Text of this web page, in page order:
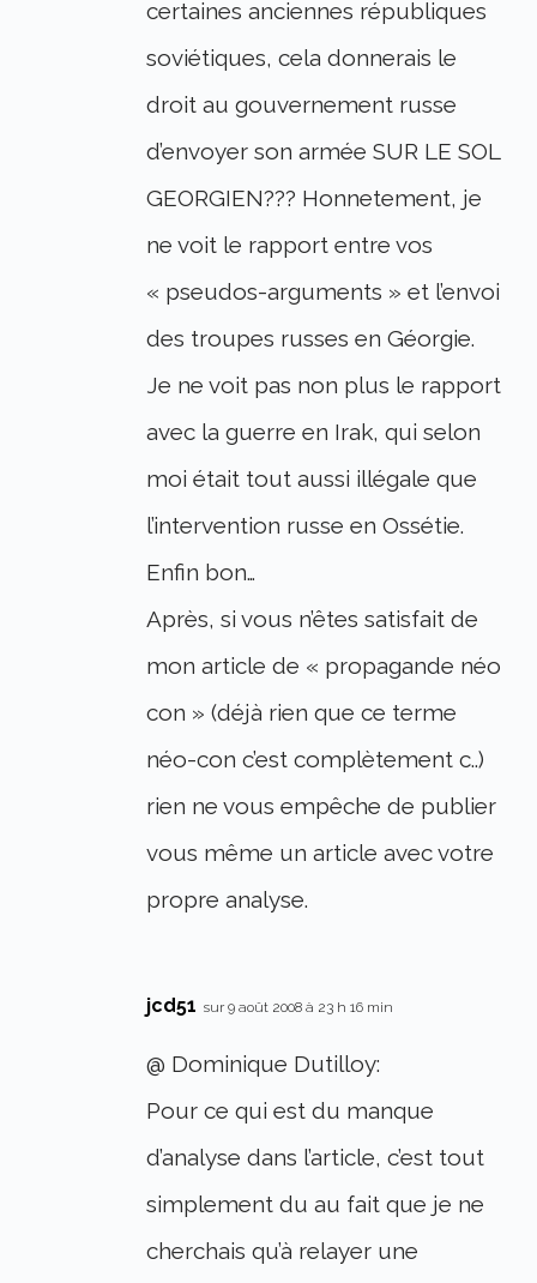
certaines anciennes républiques
soviétiques, cela donnerais le
droit au gouvernement russe
d’envoyer son armée SUR LE SOL
GEORGIEN??? Honnetement, je
ne voit le rapport entre vos
« pseudos-arguments » et l’envoi
des troupes russes en Géorgie.
Je ne voit pas non plus le rapport
avec la guerre en Irak, qui selon
moi était tout aussi illégale que
l’intervention russe en Ossétie.
Enfin bon…
Après, si vous n’êtes satisfait de
mon article de « propagande néo
con » (déjà rien que ce terme
néo-con c’est complètement c..)
rien ne vous empêche de publier
vous même un article avec votre
propre analyse.
jcd51 sur 9 août 2008 à 23 h 16 min
@ Dominique Dutilloy:
Pour ce qui est du manque
d’analyse dans l’article, c’est tout
simplement du au fait que je ne
cherchais qu’à relayer une